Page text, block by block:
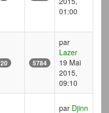
01:00
20 5784
par
Lazer
19 Mai
2015,
09:10
par Djinn